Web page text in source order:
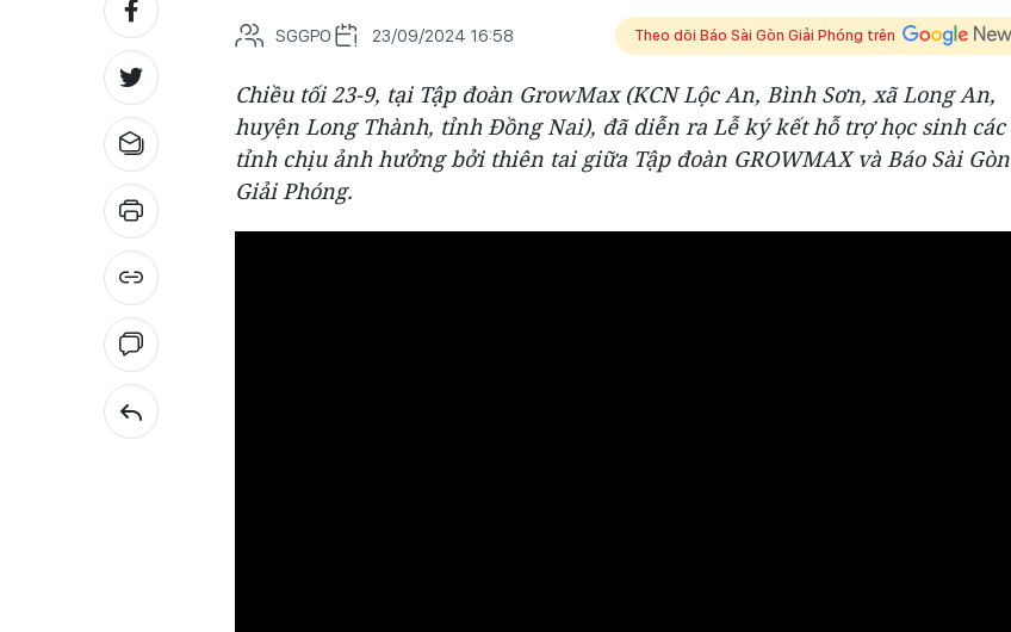
SGGPO 23/09/2024 16:58 Theo dõi Báo Sài Gòn Giải Phóng trên
Chiều tối 23-9, tại Tập đoàn GrowMax (KCN Lộc An, Bình Sơn, xã Long An,
huyện Long Thành, tỉnh Đồng Nai), đã diễn ra Lễ ký kết hỗ trợ học sinh các
tỉnh chịu ảnh hưởng bởi thiên tai giữa Tập đoàn GROWMAX và Báo Sài Gòn
Giải Phóng.